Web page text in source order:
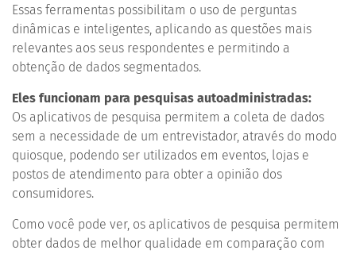
Essas ferramentas possibilitam o uso de perguntas
dinâmicas e inteligentes, aplicando as questões mais
relevantes aos seus respondentes e permitindo a
obtenção de dados segmentados.
Eles funcionam para pesquisas autoadministradas:
Os aplicativos de pesquisa permitem a coleta de dados
sem a necessidade de um entrevistador, através do modo
quiosque, podendo ser utilizados em eventos, lojas e
postos de atendimento para obter a opinião dos
consumidores.
Como você pode ver, os aplicativos de pesquisa permitem
obter dados de melhor qualidade em comparação com